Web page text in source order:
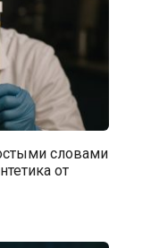
словами
от